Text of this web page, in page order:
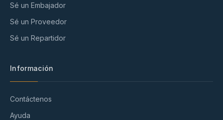
Sé un Embajador
Sé un Proveedor
Sé un Repartidor
Información
Contáctenos
Ayuda